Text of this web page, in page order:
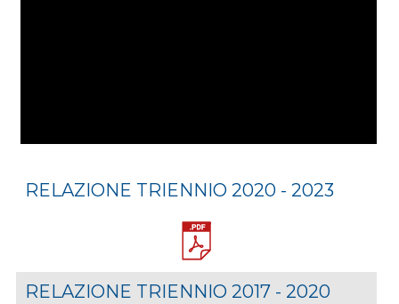
RELAZIONE TRIENNIO 2020 - 2023
RELAZIONE TRIENNIO 2017 - 2020